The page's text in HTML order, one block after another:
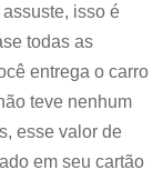
isso é
todas as
entrega o carro
teve nenhum
esse valor de
em seu cartão